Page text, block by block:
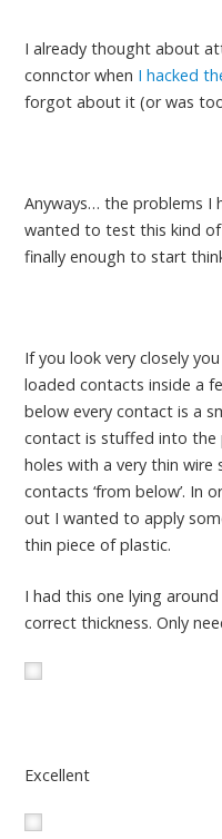
I already thought about
connctor when I hacked
forgot about it (or was
Anyways… the problems I
wanted to test this kind of
finally enough to start
If you look very closely
loaded contacts inside a
below every contact is a
contact is stuffed into the
holes with a very thin
contacts ‘from below’. In
out I wanted to apply
thin piece of plastic.
I had this one lying
correct thickness. Only
Excellent